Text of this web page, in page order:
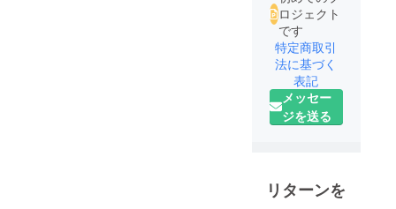
ロジェクト
です
特定商取引
法に基づく
表記
メッセー
ジを送る
リターンを